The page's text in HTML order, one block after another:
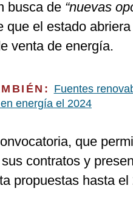
busca de “nuevas
que el estado
venta de energía.
Fuentes
energía el 2024
que
contratos y
propuestas hasta